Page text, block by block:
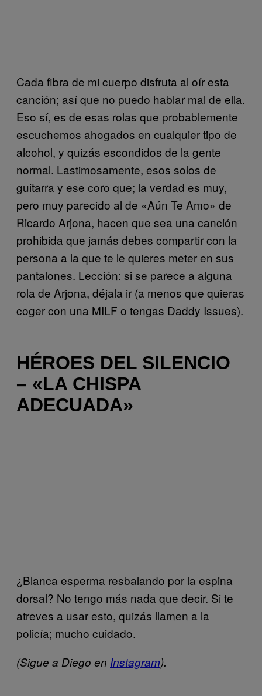
Cada fibra de mi cuerpo disfruta al oír esta
canción; así que no puedo hablar mal de ella.
Eso sí, es de esas rolas que probablemente
escuchemos ahogados en cualquier tipo de
alcohol, y quizás escondidos de la gente
normal. Lastimosamente, esos solos de
guitarra y ese coro que; la verdad es muy,
pero muy parecido al de «Aún Te Amo» de
Ricardo Arjona, hacen que sea una canción
prohibida que jamás debes compartir con la
persona a la que te le quieres meter en sus
pantalones. Lección: si se parece a alguna
rola de Arjona, déjala ir (a menos que quieras
coger con una MILF o tengas Daddy Issues).
HÉROES DEL SILENCIO
– «LA CHISPA
ADECUADA»
¿Blanca esperma resbalando por la espina
dorsal? No tengo más nada que decir. Si te
atreves a usar esto, quizás llamen a la
policía; mucho cuidado.
(Sigue a Diego en Instagram).